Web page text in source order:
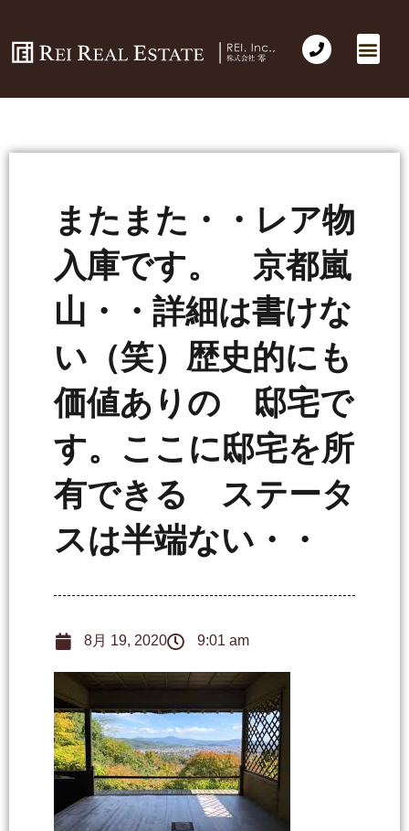
またまた・・レア物
入庫です。 京都嵐
山・・詳細は書けな
い（笑）歴史的にも
価値ありの 邸宅で
す。ここに邸宅を所
有できる ステータ
スは半端ない・・
8月 19, 2020 9:01 am